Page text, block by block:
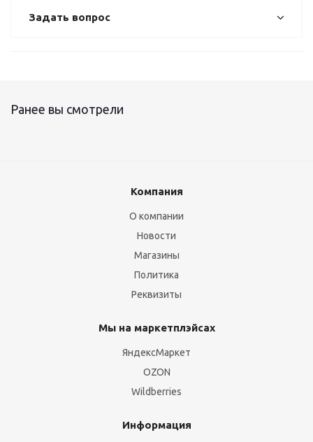
Задать вопрос
Ранее вы смотрели
Компания
О компании
Новости
Магазины
Политика
Реквизиты
Мы на маркетплэйсах
ЯндексМаркет
OZON
Wildberries
Информация